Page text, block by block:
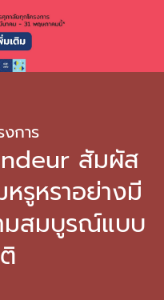
การ
สัมผัส
รูหราอย่างมี
มสมบูรณ์แบบ